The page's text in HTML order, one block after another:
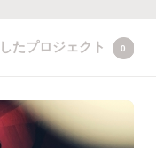
たプロジェクト 0